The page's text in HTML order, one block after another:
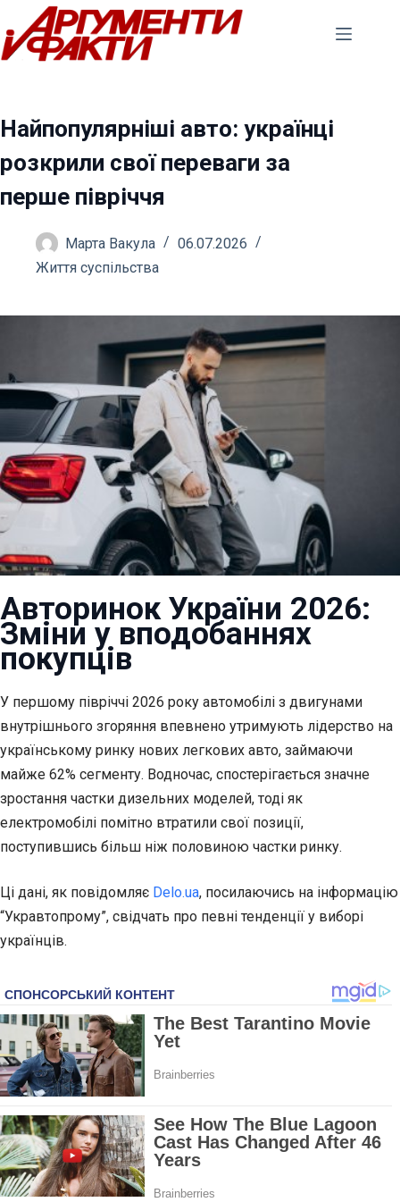
Перейти
до
вмісту
Найпопулярніші авто: українці
розкрили свої переваги за
перше півріччя
Марта Вакула
06.07.2026
Життя суспільства
Авторинок України 2026:
Зміни у вподобаннях
покупців
У першому півріччі 2026 року автомобілі з двигунами
внутрішнього згоряння впевнено утримують лідерство на
українському ринку нових легкових авто, займаючи
майже 62% сегменту. Водночас, спостерігається значне
зростання частки дизельних моделей, тоді як
електромобілі помітно втратили свої позиції,
поступившись більш ніж половиною частки ринку.
Ці дані, як повідомляє Delo.ua, посилаючись на інформацію
“Укравтопрому”, свідчать про певні тенденції у виборі
українців.